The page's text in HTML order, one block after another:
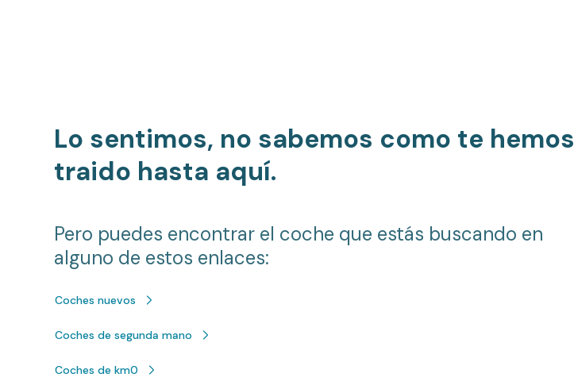
Lo sentimos, no sabemos como te hemos
traido hasta aquí.
Pero puedes encontrar el coche que estás buscando en
alguno de estos enlaces:
Coches nuevos
Coches de segunda mano
Coches de km0